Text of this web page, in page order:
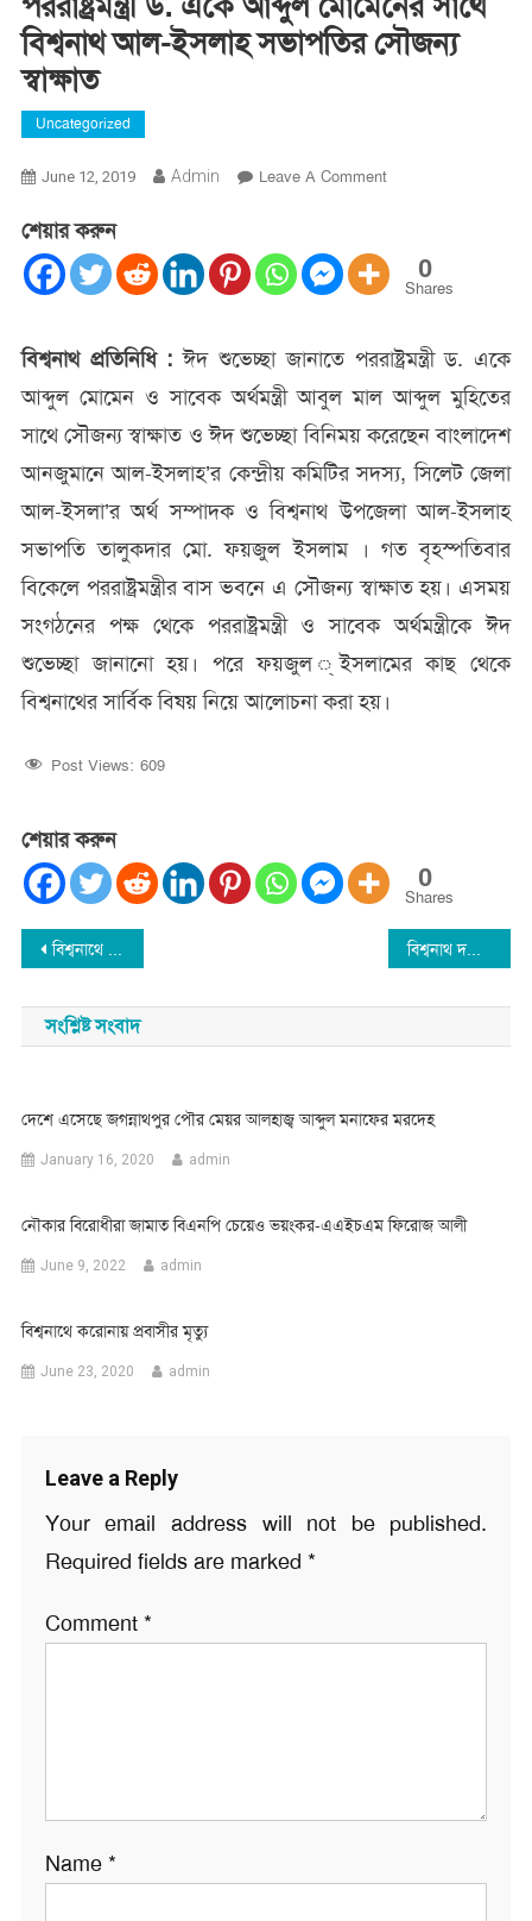
বিশ্বনাথ আল-ইসলাহ সভাপতির সৌজন‌্য
স্বাক্ষাত
Uncategorized
June 12, 2019 Admin Leave A CommentOn
একে
আব্দুল
বিশ্বনাথ
আল-
সভাপতির
সৌজন‌্য
স্বাক্ষাত
শেয়ার করুন
0
Shares
বিশ্বনাথ প্রতিনিধি :ঈদ শুভেচ্ছা জানাতে পররাষ্ট্রমন্ত্রী ড. একে
আব্দুল মোমেন ও সাবেক অর্থমন্ত্রী আবুল মাল আব্দুল মুহিতের
সাথে সৌজন্য স্বাক্ষাত ও ঈদ শুভেচ্ছা বিনিময় করেছেন বাংলাদেশ
আনজুমানে আল-ইসলাহ’র কেন্দ্রীয় কমিটির সদস্য, সিলেট জেলা
আল-ইসলা’র অর্থ সম্পাদক ও বিশ্বনাথ উপজেলা আল-ইসলাহ
সভাপতি তালুকদার মো. ফয়জুল ইসলাম । গত বৃহস্পতিবার
বিকেলে পররাষ্ট্রমন্ত্রীর বাস ভবনে এ সৌজন্য স্বাক্ষাত হয়। এসময়
সংগঠনের পক্ষ থেকে পররাষ্ট্রমন্ত্রী ও সাবেক অর্থমন্ত্রীকে ঈদ
শুভেচ্ছা জানানো হয়। পরে ফয়জুল ্ইসলামের কাছ থেকে
বিশ্বনাথের সার্বিক বিষয় নিয়ে আলোচনা করা হয়।
Post Views: 609
শেয়ার করুন
0
Shares
Post
navigation
বিশ্বনাথে মুখোশ পরে ডাকাতি: মহিলাসহ আহত-৫ বিশ্বনাথ দক্ষিণ উপজেলা তালামীযের ঈদ পুণর্মিলনী অনুষ্টান সম্পন্ন
সংশ্লিষ্ট সংবাদ
দেশে এসেছে জগন্নাথপুর পৌর মেয়র আলহাজ্ব আব্দুল মনাফের মরদেহ
January 16, 2020 admin
নৌকার বিরোধীরা জামাত বিএনপি চেয়েও ভয়ংকর-এএইচএম ফিরোজ আলী
June 9, 2022 admin
বিশ্বনাথে করোনায় প্রবাসীর মৃত্যু
June 23, 2020 admin
Leave a Reply
Your email address will not be published.
Required fields are marked *
Comment *
Name *